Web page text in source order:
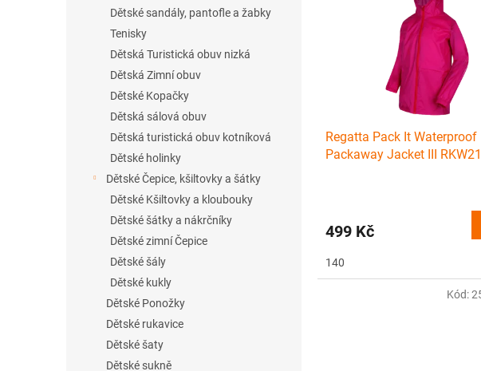
Dětské sandály, pantofle a žabky
Tenisky
Dětská Turistická obuv nizká
Dětská Zimní obuv
Dětské Kopačky
Dětská sálová obuv
Dětská turistická obuv kotníková
Dětské holinky
Dětské Čepice, kšiltovky a šátky
Dětské Kšiltovky a kloubouky
Dětské šátky a nákrčníky
Dětské zimní Čepice
Dětské šály
Dětské kukly
Dětské Ponožky
Dětské rukavice
Dětské šaty
Dětské sukně
Regatta Pack It Waterproof
Packaway Jacket III
499 Kč
140
Kód: